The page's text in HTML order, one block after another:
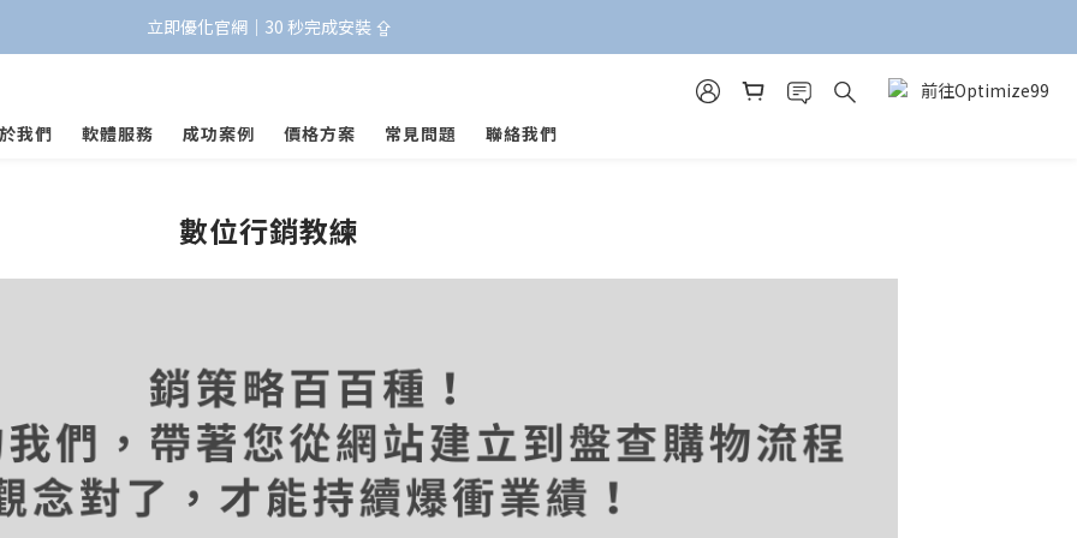
立即優化官網｜30 秒完成安裝 ⇪
前往Optimize99
我們
軟體服務 成功案例 價格方案 常見問題 聯絡我們
數位行銷教練